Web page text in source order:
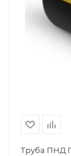
Труба ПНД